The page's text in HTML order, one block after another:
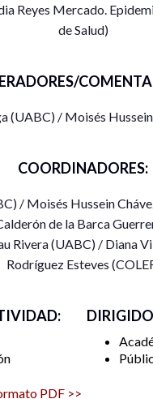
Reyes Mercado.
de Salud)
(UABC) / Moisés
COORDINADORES:
/ Moisés Hussein
de la Barca
Rivera (UABC) / Diana
Rodríguez Esteves
PDF >>